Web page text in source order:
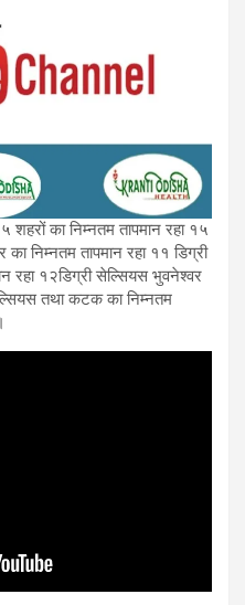
का निम्नतम तापमान रहा १५
निम्नतम तापमान रहा ११ डिग्री
रहा १२डिग्री सेल्सियस भुवनेश्वर
तथा कटक का निम्नतम